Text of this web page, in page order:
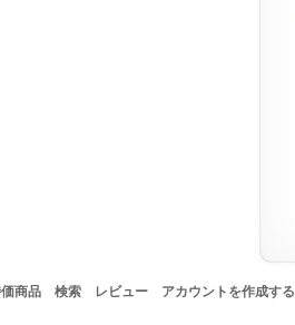
商品 検索 レビュー アカウントを作成する